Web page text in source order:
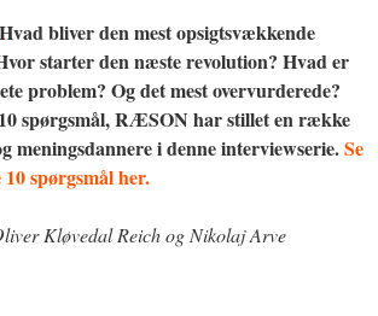
Hvad bliver den mest opsigtsvækkende
starter den næste revolution? Hvad er
problem? Og det mest overvurderede?
spørgsmål, RÆSON har stillet en række
meningsdannere i denne interviewserie.Se
spørgsmål her.
Kløvedal Reich og Nikolaj Arve